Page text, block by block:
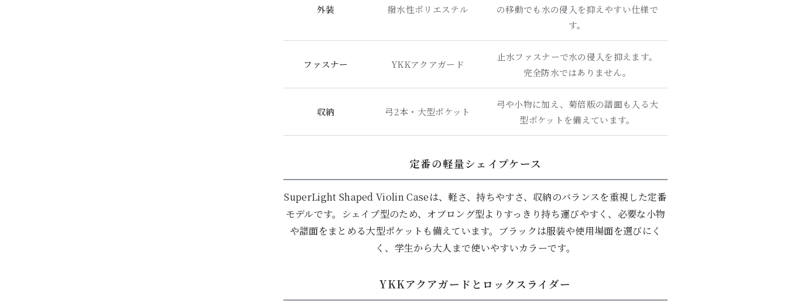
外装 撥水性ポリエステル
の移動でも水の侵入を抑えやすい仕様で
す。
ファスナー YKKアクアガード
止水ファスナーで水の侵入を抑えます。
完全防水ではありません。
収納 弓2本・大型ポケット
弓や小物に加え、菊倍版の譜面も入る大
型ポケットを備えています。
定番の軽量シェイプケース
SuperLight Shaped Violin Caseは、軽さ、持ちやすさ、収納のバランスを重視した定番
モデルです。シェイプ型のため、オブロング型よりすっきり持ち運びやすく、必要な小物
や譜面をまとめる大型ポケットも備えています。ブラックは服装や使用場面を選びにく
く、学生から大人まで使いやすいカラーです。
YKKアクアガードとロックスライダー